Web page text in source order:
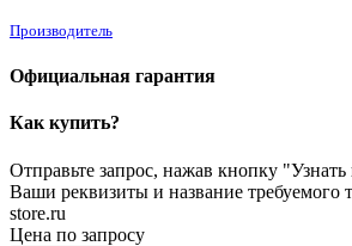
Производитель
Официальная гарантия
Как купить?
Отправьте запрос, нажав кнопку
Ваши реквизиты и название требуемого
store.ru
Цена по запросу